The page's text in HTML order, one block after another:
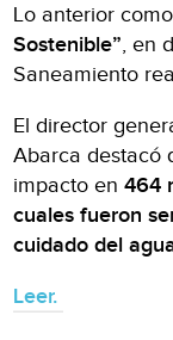
Lo anterior
Sostenible”, en
Saneamiento
El director
Abarca destacó
impacto en464
cuales fueron
cuidado del
Leer.